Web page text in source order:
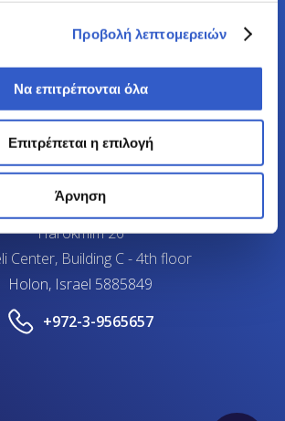
Προβολή λεπτομερειών
Να επιτρέπονται όλα
Επιτρέπεται η επιλογή
Άρνηση
Ermou 34 and Fokionos 8
10563
Athens, Greece
+306937263177
WhatsApp
Harokmim 26
Center, Building C - 4th floor
Holon, Israel 5885849
+972-3-9565657